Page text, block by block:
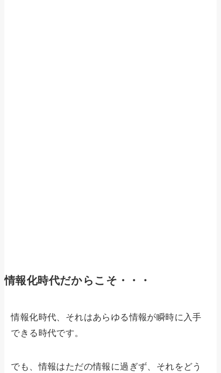
情報化時代だからこそ・・・
情報化時代、それはあらゆる情報が瞬時に入手
できる時代です。
でも、情報はただの情報に過ぎず、それをどう